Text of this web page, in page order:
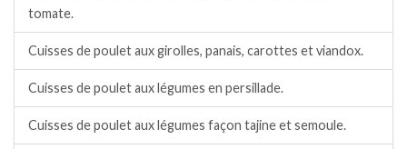
tomate.
Cuisses de poulet aux girolles, panais, carottes et viandox.
Cuisses de poulet aux légumes en persillade.
Cuisses de poulet aux légumes façon tajine et semoule.